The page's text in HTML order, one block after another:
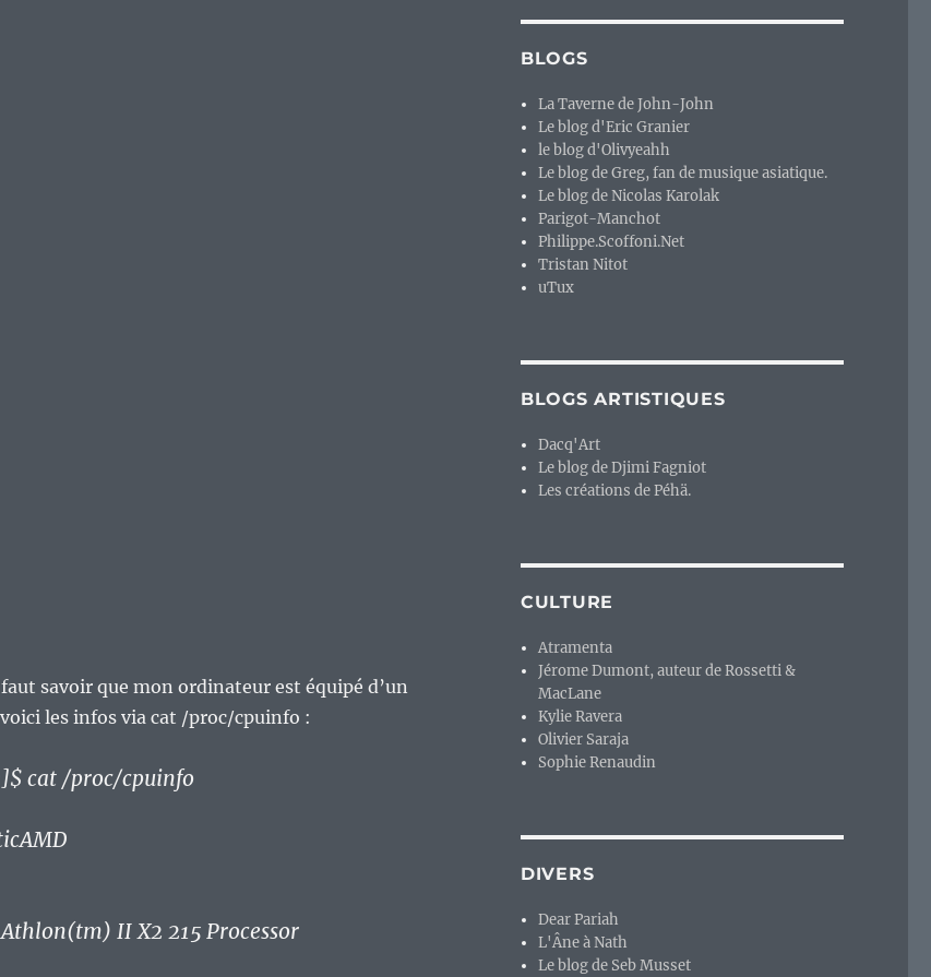
BLOGS
La Taverne de John-John
Le blog d'Eric Granier
le blog d'Olivyeahh
Le blog de Greg, fan de musique asiatique.
Le blog de Nicolas Karolak
Parigot-Manchot
Philippe.Scoffoni.Net
Tristan Nitot
uTux
BLOGS ARTISTIQUES
Dacq'Art
Le blog de Djimi Fagniot
Les créations de Péhä.
CULTURE
Atramenta
Jérome Dumont, auteur de Rossetti &
MacLane
Kylie Ravera
Olivier Saraja
Sophie Renaudin
DIVERS
Dear Pariah
L'Âne à Nath
Le blog de Seb Musset